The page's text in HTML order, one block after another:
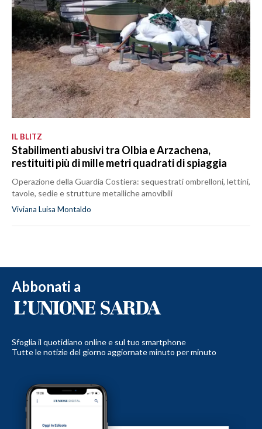
IL BLITZ
Stabilimenti abusivi tra Olbia e Arzachena,
restituiti più di mille metri quadrati di spiaggia
Operazione della Guardia Costiera: sequestrati ombrelloni, lettini,
tavole, sedie e strutture metalliche amovibili
Viviana Luisa Montaldo
Abbonati a
Sfoglia il quotidiano online e sul tuo smartphone
Tutte le notizie del giorno aggiornate minuto per minuto